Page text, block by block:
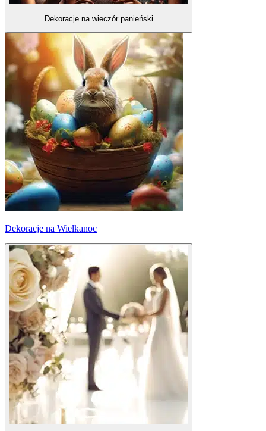
Dekoracje na wieczór panieński
Dekoracje na Wielkanoc